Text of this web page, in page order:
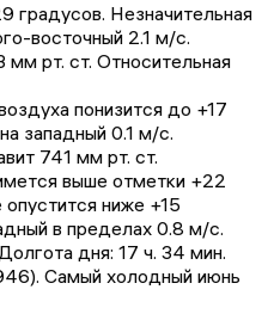
градусов. Незначительная
восточный 2.1 м/с.
рт. ст. Относительная
понизится до +17
западный 0.1 м/с.
741 мм рт. ст.
выше отметки +22
ниже +15
в пределах 0.8 м/с.
дня: 17 ч. 34 мин.
Самый холодный июнь